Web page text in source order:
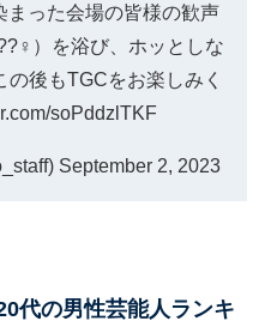
まった会場の皆様の歓声
）を浴び、ホッとしな
後もTGCをお楽しみく
soPddzlTKF
September 2, 2023
代の男性芸能人ランキ